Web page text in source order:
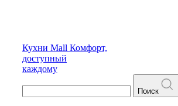
Кухни Mall Комфорт,
доступный
каждому
Поиск